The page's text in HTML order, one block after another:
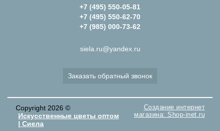
+7 (495) 550-05-81
+7 (495) 550-62-70
+7 (985) 000-73-62
siela.ru@yandex.ru
Заказать обратный звонок
Copyright 2026 ©
Искусственные цветы оптом
| Сиела
Создание интернет
магазина: Shop-inet.ru